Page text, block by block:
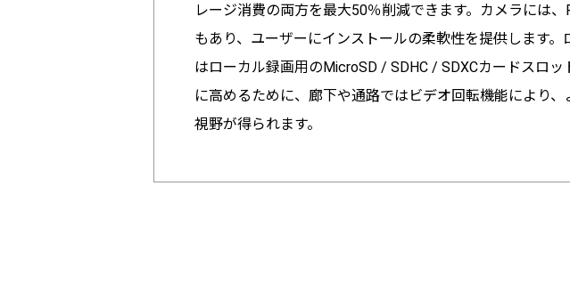
レージ消費の両方を最大50％削減できます。カメラには
もあり、ユーザーにインストールの柔軟性を提供します
はローカル録画用のMicroSD / SDHC / SDXCカードスロ
に高めるために、廊下や通路ではビデオ回転機能により
視野が得られます。